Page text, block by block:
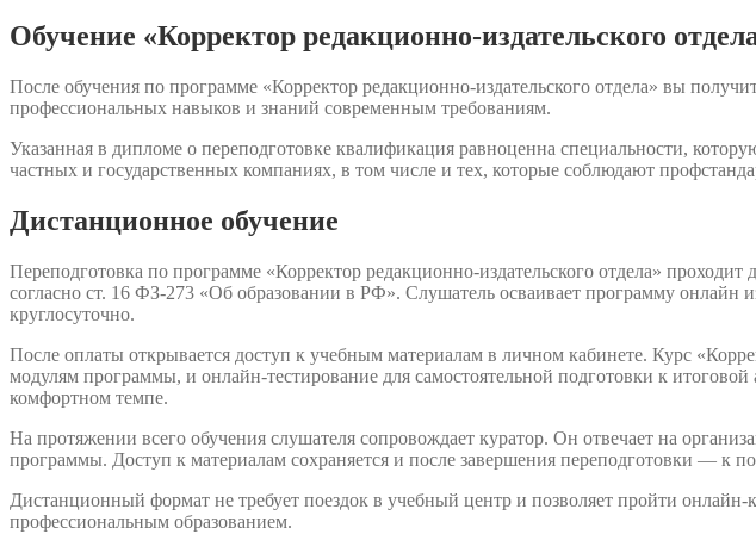
Обучение «Корректор редакционно-издательского
После обучения по программе «Корректор редакционно-издательского отдела» вы
профессиональных навыков и знаний современным требованиям.
Указанная в дипломе о переподготовке квалификация равноценна специальности,
частных и государственных компаниях, в том числе и тех, которые соблюдают
Дистанционное обучение
Переподготовка по программе «Корректор редакционно-издательского отдела»
согласно ст. 16 ФЗ-273 «Об образовании в РФ». Слушатель осваивает программу онлайн
круглосуточно.
После оплаты открывается доступ к учебным материалам в личном кабинете. Курс
модулям программы, и онлайн-тестирование для самостоятельной подготовки к
комфортном темпе.
На протяжении всего обучения слушателя сопровождает куратор. Он отвечает на
программы. Доступ к материалам сохраняется и после завершения переподготовки — к
Дистанционный формат не требует поездок в учебный центр и позволяет пройти
профессиональным образованием.